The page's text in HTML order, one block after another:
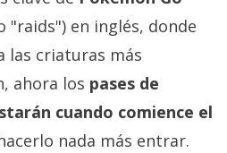
"raids") en inglés, donde
las criaturas más
ahora los pases de
cuando comience el
nada más entrar.